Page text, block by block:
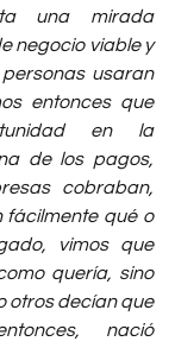
una mirada
negocio viable y
usaran
entonces que
en la
de los pagos,
cobraban,
fácilmente qué o
vimos que
quería, sino
otros decían que
nació